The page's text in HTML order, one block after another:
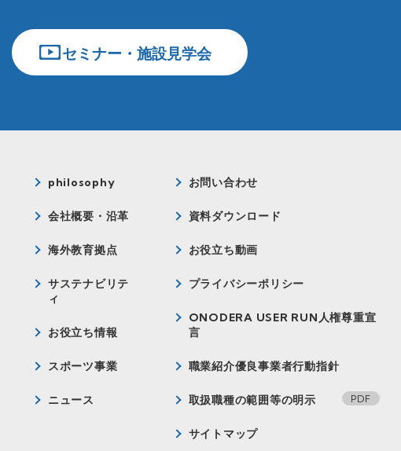
セミナー・施設見学会
philosophy
会社概要・沿革
海外教育拠点
サステナビリテ
ィ
お役立ち情報
スポーツ事業
ニュース
お問い合わせ
資料ダウンロード
お役立ち動画
プライバシーポリシー
ONODERA USER RUN人権尊重宣
言
職業紹介優良事業者行動指針
取扱職種の範囲等の明示
サイトマップ